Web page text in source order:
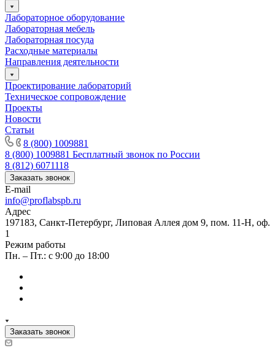
Лабораторное оборудование
Лабораторная мебель
Лабораторная посуда
Расходные материалы
Направления деятельности
Проектирование лабораторий
Техническое сопровождение
Проекты
Новости
Статьи
8 (800) 1009881
8 (800) 1009881 Бесплатный звонок по России
8 (812) 6071118
Заказать звонок
E-mail
info@proflabspb.ru
Адрес
197183, Санкт-Петербург, Липовая Аллея дом 9, пом. 11-Н, оф.
1
Режим работы
Пн. – Пт.: с 9:00 до 18:00
Заказать звонок